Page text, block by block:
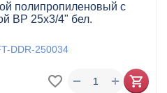
полипропиленовый с
ВР 25x3/4" бел.
DDR-250034
+
−